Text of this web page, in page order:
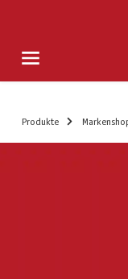
Produkte